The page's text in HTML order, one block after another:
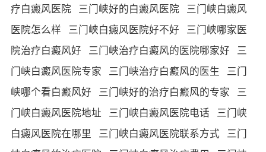
疗白癜风医院
三门峡好的白癜风医院
三门峡白癜风
医院怎么样
三门峡白癜风医院好不好
三门峡哪家医
院治疗白癜风好
三门峡治疗白癜风的医院哪家好
三
门峡白癜风医院专家
三门峡治疗白癜风的医生
三门
峡哪个看白癜风好
三门峡好的治疗白癜风的专家
三
门峡白癜风医院地址
三门峡白癜风医院电话
三门峡
白癜风医院在哪里
三门峡白癜风医院联系方式
三门